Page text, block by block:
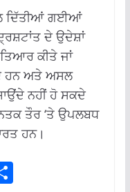
ਦਿੱਤੀਆਂ ਗਈਆਂ
ਦੇ ਉਦੇਸ਼ਾਂ
ਕੀਤੇ ਜਾਂ
ਹਨ ਅਤੇ ਅਸਲ
ਨਹੀਂ ਹੋ ਸਕਦੇ
ਤੌਰ ‘ਤੇ ਉਪਲਬਧ
ਹਨ।
S